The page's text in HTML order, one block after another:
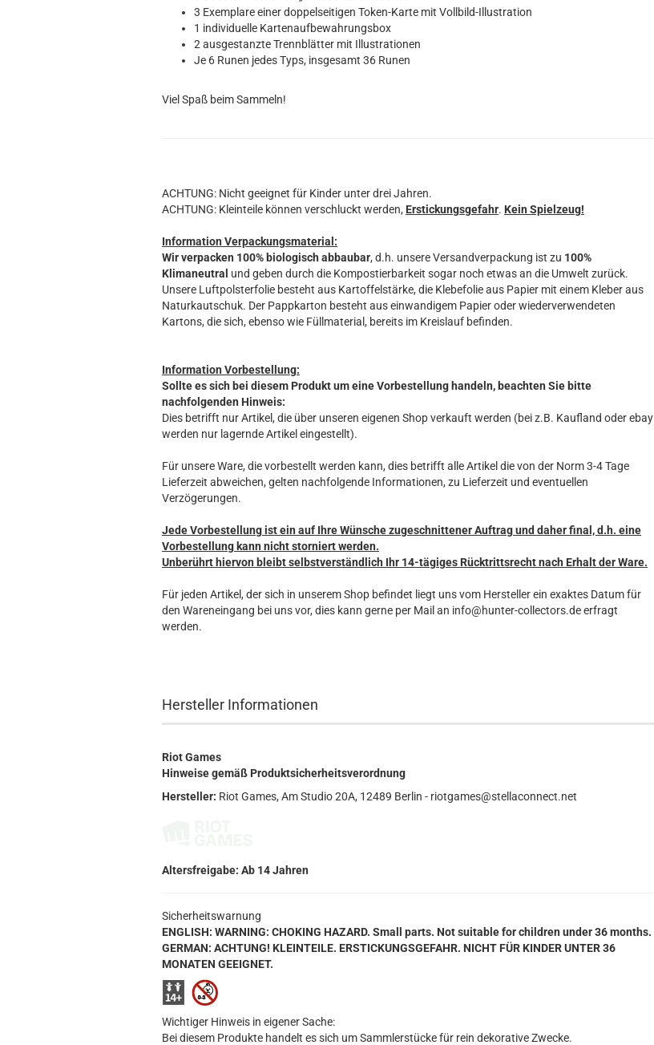
MARVEL
Movie
Sports
3 Exemplare einer doppelseitigen Token-Karte mit Vollbild-Illustration
1 individuelle Kartenaufbewahrungsbox
2 ausgestanzte Trennblätter mit Illustrationen
Je 6 Runen jedes Typs, insgesamt 36 Runen
Viel Spaß beim Sammeln!
ACHTUNG: Nicht geeignet für Kinder unter drei Jahren.
ACHTUNG: Kleinteile können verschluckt werden, Erstickungsgefahr. Kein Spielzeug!
Information Verpackungsmaterial:
Wir verpacken 100% biologisch abbaubar, d.h. unsere Versandverpackung ist zu 100%
Klimaneutral und geben durch die Kompostierbarkeit sogar noch etwas an die Umwelt zurück.
Unsere Luftpolsterfolie besteht aus Kartoffelstärke, die Klebefolie aus Papier mit einem Kleber aus
Naturkautschuk. Der Pappkarton besteht aus einwandigem Papier oder wiederverwendeten
Kartons, die sich, ebenso wie Füllmaterial, bereits im Kreislauf befinden.
Information Vorbestellung:
Sollte es sich bei diesem Produkt um eine Vorbestellung handeln, beachten Sie bitte
nachfolgenden Hinweis:
Dies betrifft nur Artikel, die über unseren eigenen Shop verkauft werden (bei z.B. Kaufland oder ebay
werden nur lagernde Artikel eingestellt).
Für unsere Ware, die vorbestellt werden kann, dies betrifft alle Artikel die von der Norm 3-4 Tage
Lieferzeit abweichen, gelten nachfolgende Informationen, zu Lieferzeit und eventuellen
Verzögerungen.
Jede Vorbestellung ist ein auf Ihre Wünsche zugeschnittener Auftrag und daher final, d.h. eine
Vorbestellung kann nicht storniert werden.
Unberührt hiervon bleibt selbstverständlich Ihr 14-tägiges Rücktrittsrecht nach Erhalt der Ware.
Für jeden Artikel, der sich in unserem Shop befindet liegt uns vom Hersteller ein exaktes Datum für
den Wareneingang bei uns vor, dies kann gerne per Mail an info@hunter-collectors.de erfragt
werden.
Hersteller Informationen
Riot Games
Hinweise gemäß Produktsicherheitsverordnung
Hersteller: Riot Games, Am Studio 20A, 12489 Berlin - riotgames@stellaconnect.net
Altersfreigabe: Ab 14 Jahren
Sicherheitswarnung
ENGLISH: WARNING: CHOKING HAZARD. Small parts. Not suitable for children under 36 months.
GERMAN: ACHTUNG! KLEINTEILE. ERSTICKUNGSGEFAHR. NICHT FÜR KINDER UNTER 36
MONATEN GEEIGNET.
Wichtiger Hinweis in eigener Sache:
Bei diesem Produkte handelt es sich um Sammlerstücke für rein dekorative Zwecke.